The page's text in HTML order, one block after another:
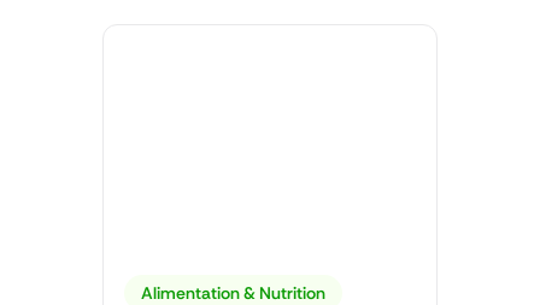
Alimentation & Nutrition